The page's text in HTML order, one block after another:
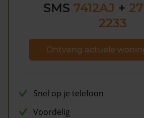
SMS 7412AJ +
2233
Ontvang actuele
Snel op je telefoon
Voordelig